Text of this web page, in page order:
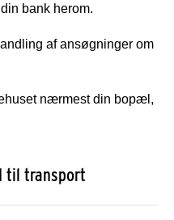
bank herom.
af ansøgninger om
nærmest din bopæl,
til transport